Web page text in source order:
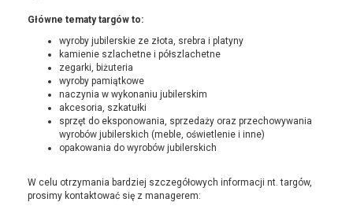
Główne tematy targów to:
wyroby jubilerskie ze złota, srebra i platyny
kamienie szlachetne i półszlachetne
zegarki, biżuteria
wyroby pamiątkowe
naczynia w wykonaniu jubilerskim
akcesoria, szkatułki
sprzęt do eksponowania, sprzedaży oraz przechowywania
wyrobów jubilerskich (meble, oświetlenie i inne)
opakowania do wyrobów jubilerskich
W celu otrzymania bardziej szczegółowych informacji nt. targów,
prosimy kontaktować się z managerem: